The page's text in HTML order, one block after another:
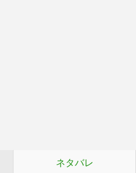
ネタバレ